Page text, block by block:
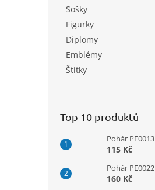
Sošky
Figurky
Diplomy
Emblémy
Štítky
Top 10 produktů
Pohár PE0013
115 Kč
Pohár PE0022
160 Kč